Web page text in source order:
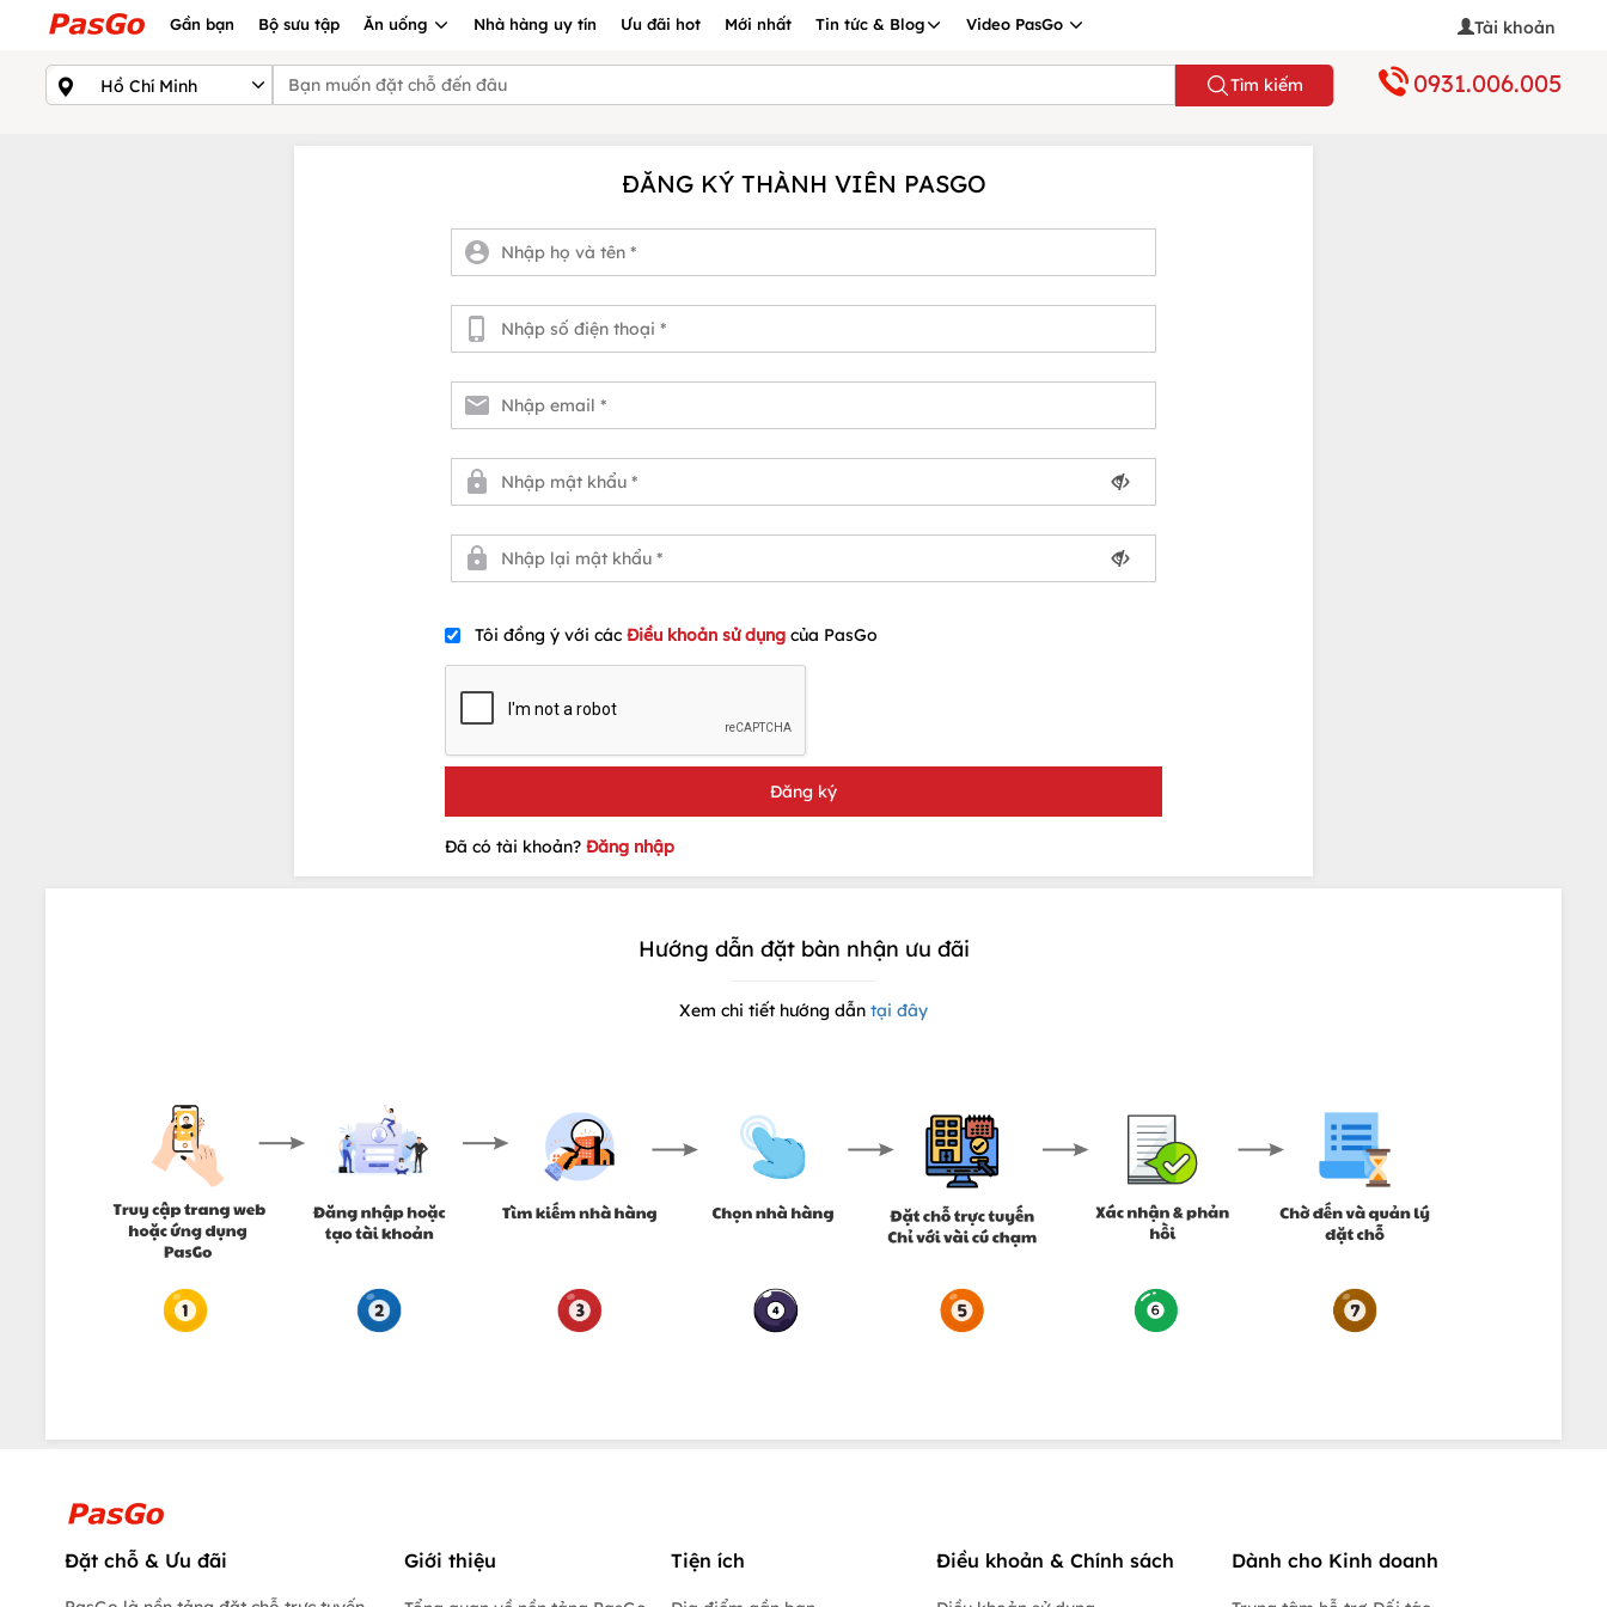
Gần bạn Bộ sưu tập Ăn uống Nhà hàng uy tín Ưu đãi hot Mới nhất Tin tức & Blog Video PasGo Tài khoản
Tìm kiếm 0931.006.005
ĐĂNG KÝ THÀNH VIÊN PASGO
Tôi đồng ý với các Điều khoản sử dụng của PasGo
Đã có tài khoản? Đăng nhập
Hướng dẫn đặt bàn nhận ưu đãi
Xem chi tiết hướng dẫn tại đây
Đặt chỗ & Ưu đãi Giới thiệu Tiện ích Điều khoản & Chính sách Dành cho Kinh doanh